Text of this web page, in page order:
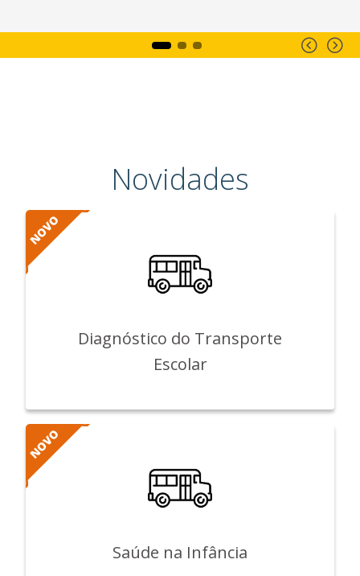
Novidades
Diagnóstico do Transporte
Escolar
Saúde na Infância